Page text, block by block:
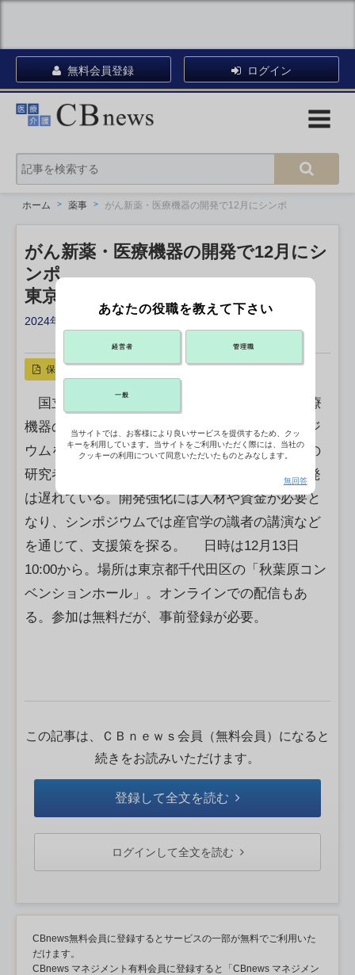
無料会員登録 ログイン
ホーム 薬事 がん新薬・医療機器の開発で12月にシンポ
がん新薬・医療機器の開発で12月にシ
ンポ
東京都内で、国がん
2024年10月28日 16:35
保存
国立がん研究センターは12月、がん新薬・医療
機器の開発インフラ支援などをテーマにシンポジ
ウムを開催する。日本のアカデミア（大学などの
研究者）やベンチャーでの創薬・医療機器の開発
は遅れている。開発強化には人材や資金が必要と
なり、シンポジウムでは産官学の識者の講演など
を通じて、支援策を探る。 日時は12月13日
10:00から。場所は東京都千代田区の「秋葉原コン
ベンションホール」。オンラインでの配信もあ
る。参加は無料だが、事前登録が必要。
この記事は、ＣＢｎｅｗｓ会員（無料会員）になると
続きをお読みいただけます。
登録して全文を読む
ログインして全文を読む
CBnews無料会員に登録するとサービスの一部が無料でご利用いた
だけます。
CBnews マネジメント有料会員に登録すると「CBnews マネジメン
あなたの役職を教えて下さい
経営者 管理職
一般
当サイトでは、お客様により良いサービスを提供するため、クッ
キーを利用しています。当サイトをご利用いただく際には、当社の
クッキーの利用について同意いただいたものとみなします。
無回答